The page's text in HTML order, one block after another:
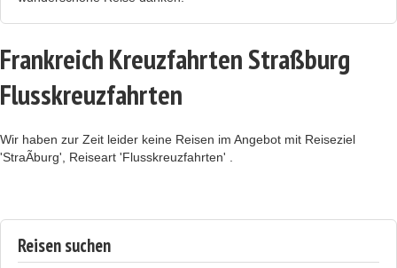
Frankreich Kreuzfahrten Straßburg
Flusskreuzfahrten
Wir haben zur Zeit leider keine Reisen im Angebot mit Reiseziel
'StraÃburg', Reiseart 'Flusskreuzfahrten' .
Reisen suchen